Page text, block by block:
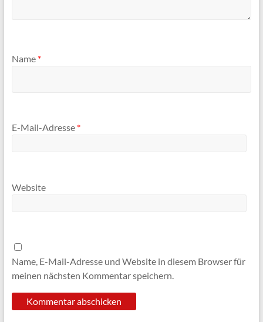
Name *
E-Mail-Adresse *
Website
Name, E-Mail-Adresse und Website in diesem Browser für
meinen nächsten Kommentar speichern.